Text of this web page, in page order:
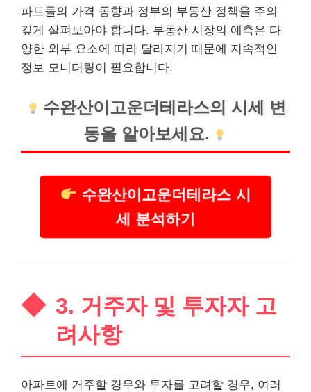
파트들의 가격 동향과 정부의 부동산 정책을 주의
깊게 살펴보아야 합니다. 부동산 시장의 예측은 다
양한 외부 요소에 따라 달라지기 때문에 지속적인
정보 모니터링이 필요합니다.
수완산이고운더테라스의 시세 변
동을 알아보세요.
수완산이고운더테라스 시
세 분석하기
3. 거주자 및 투자자 고
려사항
아파트에 거주할 경우와 투자를 고려할 경우, 여러